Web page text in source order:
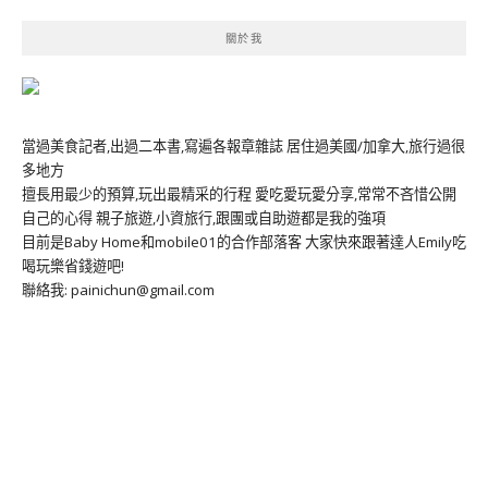
關於我
當過美食記者,出過二本書,寫遍各報章雜誌 居住過美國/加拿大,旅行過很
多地方
擅長用最少的預算,玩出最精采的行程 愛吃愛玩愛分享,常常不吝惜公開
自己的心得 親子旅遊,小資旅行,跟團或自助遊都是我的強項
目前是Baby Home和mobile01的合作部落客 大家快來跟著達人Emily吃
喝玩樂省錢遊吧!
聯絡我: painichun@gmail.com